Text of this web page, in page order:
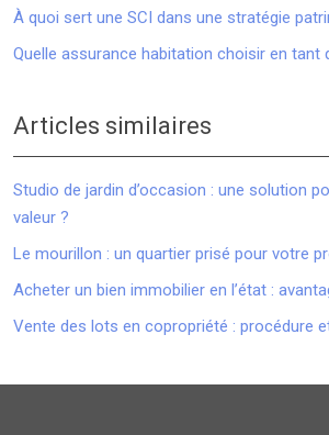
À quoi sert une SCI dans une stratégie
Quelle assurance habitation choisir en tant
Articles similaires
Studio de jardin d’occasion : une solution
valeur ?
Le mourillon : un quartier prisé pour votre
Acheter un bien immobilier en l’état :
Vente des lots en copropriété : procédure